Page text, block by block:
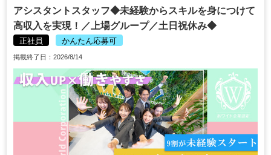
アシスタントスタッフ◆未経験からスキルを身につけて
高収入を実現！／上場グループ／土日祝休み◆
正社員 かんたん応募可
掲載終了日：2026/8/14